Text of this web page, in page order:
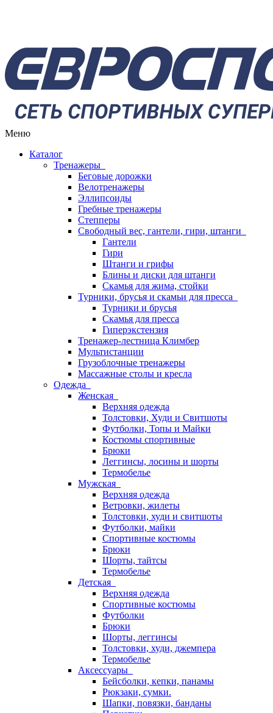
Меню
Каталог
Тренажеры
Беговые дорожки
Велотренажеры
Эллипсоиды
Гребные тренажеры
Степперы
Свободный вес, гантели, гири, штанги
Гантели
Гири
Штанги и грифы
Блины и диски для штанги
Скамья для жима, стойки
Турники, брусья и скамьи для пресса
Турники и брусья
Скамья для пресса
Гиперэкстензия
Тренажер-лестница Климбер
Мультистанции
Грузоблочные тренажеры
Массажные столы и кресла
Одежда
Женская
Верхняя одежда
Толстовки, Худи и Свитшоты
Футболки, Топы и Майки
Костюмы спортивные
Брюки
Леггинсы, лосины и шорты
Термобелье
Мужская
Верхняя одежда
Ветровки, жилеты
Толстовки, худи и свитшоты
Футболки, майки
Спортивные костюмы
Брюки
Шорты, тайтсы
Термобелье
Детская
Верхняя одежда
Спортивные костюмы
Футболки
Брюки
Шорты, леггинсы
Толстовки, худи, джемпера
Термобелье
Аксессуары
Бейсболки, кепки, панамы
Рюкзаки, сумки.
Шапки, повязки, банданы